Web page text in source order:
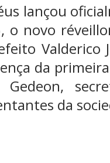
lançou
o novo
Valderico
da
da